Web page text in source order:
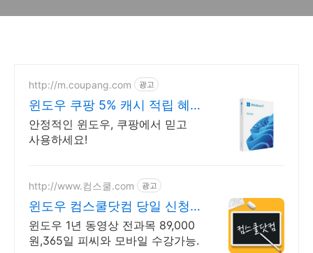
http://m.coupang.com 광고
윈도우 쿠팡 5% 캐시 적립 혜
택
안정적인 윈도우, 쿠팡에서 믿고
사용하세요!
http://www.컴스쿨.com 광고
윈도우 컴스쿨닷컴 당일 신청&
결제시 기프티콘!
윈도우 1년 동영상 전과목 89,000
원,365일 피씨와 모바일 수강가능.